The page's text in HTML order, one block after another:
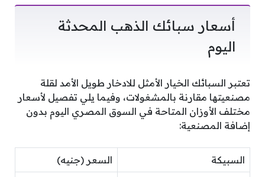
أسعار سبائك الذهب المحدثة
اليوم
تعتبر السبائك الخيار الأمثل للادخار طويل الأمد لقلة
مصنعيتها مقارنة بالمشغولات، وفيما يلي تفصيل لأسعار
مختلف الأوزان المتاحة في السوق المصري اليوم بدون
إضافة المصنعية:
السبيكة السعر (جنيه)